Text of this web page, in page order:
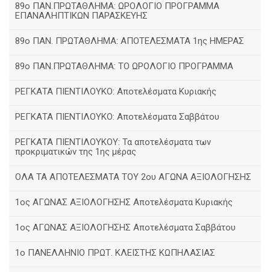
89ο ΠΑΝ.ΠΡΩΤΑΘΛΗΜΑ: ΩΡΟΛΟΓΙΟ ΠΡΟΓΡΑΜΜΑ
ΕΠΑΝΑΛΗΠΤΙΚΩΝ ΠΑΡΑΣΚΕΥΗΣ
89ο ΠΑΝ. ΠΡΩΤΑΘΛΗΜΑ: ΑΠΟΤΕΛΕΣΜΑΤΑ 1ης ΗΜΕΡΑΣ
89ο ΠΑΝ.ΠΡΩΤΑΘΛΗΜΑ: ΤΟ ΩΡΟΛΟΓΙΟ ΠΡΟΓΡΑΜΜΑ
ΡΕΓΚΑΤΑ ΠΙΕΝΤΙΛΟΥΚΟ: Αποτελέσματα Κυριακής
ΡΕΓΚΑΤΑ ΠΙΕΝΤΙΛΟΥΚΟ: Αποτελέσματα Σαββάτου
ΡΕΓΚΑΤΑ ΠΙΕΝΤΙΛΟΥΚΟΥ: Τα αποτελέσματα των
προκριματικών της 1ης μέρας
ΟΛΑ ΤΑ ΑΠΟΤΕΛΕΣΜΑΤΑ ΤΟΥ 2ου ΑΓΩΝΑ ΑΞΙΟΛΟΓΗΣΗΣ
1ος ΑΓΩΝΑΣ ΑΞΙΟΛΟΓΗΣΗΣ Αποτελέσματα Κυριακής
1ος ΑΓΩΝΑΣ ΑΞΙΟΛΟΓΗΣΗΣ Αποτελέσματα Σαββάτου
1ο ΠΑΝΕΛΛΗΝΙΟ ΠΡΩΤ. ΚΛΕΙΣΤΗΣ ΚΩΠΗΛΑΣΙΑΣ